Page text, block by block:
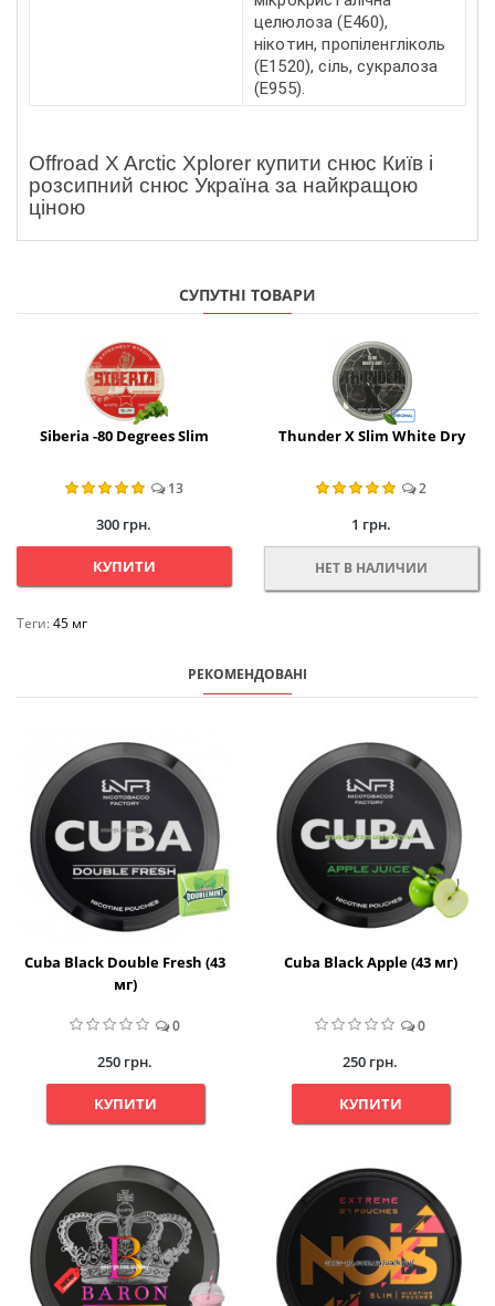
целюлоза (E460),
нікотин, пропіленгліколь
(E1520), сіль, сукралоза
(E955).
Offroad X Arctic Xplorer купити снюс Київ і
розсипний снюс Україна за найкращою
ціною
СУПУТНІ ТОВАРИ
Siberia -80 Degrees Slim
13
300 грн.
КУПИТИ
Thunder X Slim White Dry
2
1 грн.
НЕТ В НАЛИЧИИ
Теги:45 мг
РЕКОМЕНДОВАНІ
Cuba Black Double Fresh (43
мг)
0
250 грн.
КУПИТИ
Cuba Black Apple (43 мг)
0
250 грн.
КУПИТИ